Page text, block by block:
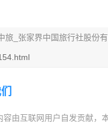
_张家界中国旅行社股份
容由互联网用户自发贡献，